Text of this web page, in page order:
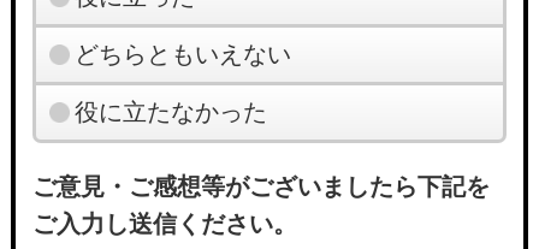
どちらともいえない
役に立たなかった
ご意見・ご感想等がございましたら下記を
ご入力し送信ください。